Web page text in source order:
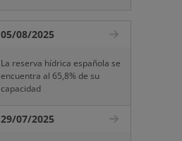
05/08/2025
La reserva hídrica española se
encuentra al 65,8% de su
capacidad
29/07/2025